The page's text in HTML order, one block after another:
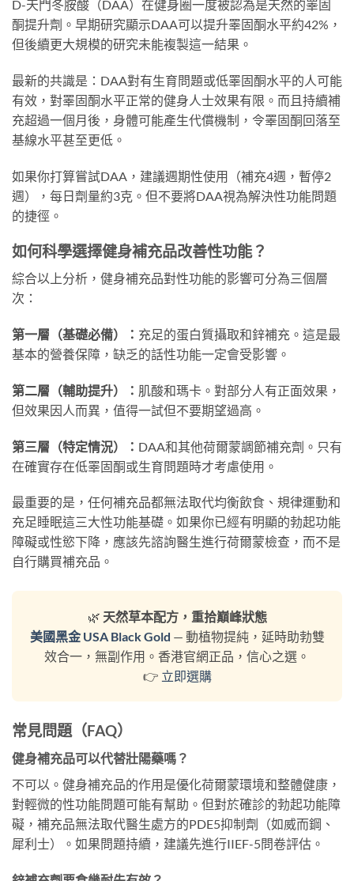
D-天門冬胺酸（DAA）在健身圈一度被認為是天然的睪固
酮提升劑。早期研究顯示DAA可以提升睪固酮水平約42%，
但後續更大規模的研究未能複製這一結果。
最新的共識是：DAA對有生育問題或低睪固酮水平的人可能
有效，對睪固酮水平正常的健身人士效果有限。而且持續補
充超過一個月後，身體可能產生代償機制，令睪固酮回落至
基線水平甚至更低。
如果你打算嘗試DAA，建議週期性使用（補充4週，暫停2
週），每日劑量約3克。但不要將DAA視為解決性功能問題
的捷徑。
如何科學選擇健身補充品改善性功能？
綜合以上分析，健身補充品對性功能的影響可分為三個層
次：
第一層（基礎必備）： 充足的蛋白質攝取和鋅補充。這是最
基本的營養保障，缺乏的話性功能一定會受影響。
第二層（輔助提升）： 肌酸和瑪卡。對部分人有正面效果，
但效果因人而異，值得一試但不要期望過高。
第三層（特定情況）： DAA和其他荷爾蒙調節補充劑。只有
在確實存在低睪固酮或生育問題時才考慮使用。
最重要的是，任何補充品都無法取代均衡飲食、規律運動和
充足睡眠這三大性功能基礎。如果你已經有明顯的勃起功能
障礙或性慾下降，應該先諮詢醫生進行荷爾蒙檢查，而不是
自行購買補充品。
🌿 天然草本配方，重拾巔峰狀態
美國黑金 USA Black Gold — 動植物提純，延時助勃雙
效合一，無副作用。香港官網正品，信心之選。
👉 立即選購
常見問題（FAQ）
健身補充品可以代替壯陽藥嗎？
不可以。健身補充品的作用是優化荷爾蒙環境和整體健康，
對輕微的性功能問題可能有幫助。但對於確診的勃起功能障
礙，補充品無法取代醫生處方的PDE5抑制劑（如威而鋼、
犀利士）。如果問題持續，建議先進行IIEF-5問卷評估。